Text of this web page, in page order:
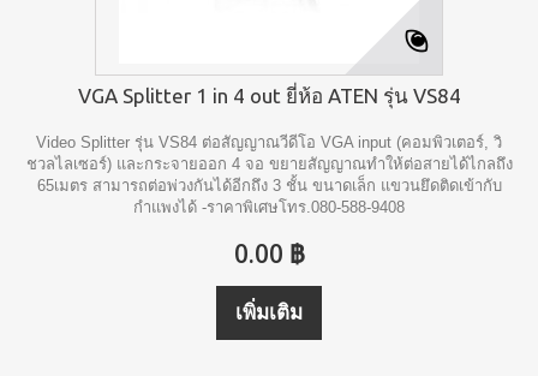
VGA Splitter 1 in 4 out ยี่ห้อ ATEN รุ่น VS84
Video Splitter รุ่น VS84 ต่อสัญญาณวีดีโอ VGA input (คอมพิวเตอร์, วิ
ชวลไลเซอร์) และกระจายออก 4 จอ ขยายสัญญาณทำให้ต่อสายได้ไกลถึง
65เมตร สามารถต่อพ่วงกันได้อีกถึง 3 ชั้น ขนาดเล็ก แขวนยึดติดเข้ากับ
กำแพงได้ -ราคาพิเศษโทร.080-588-9408
0.00 ฿
เพิ่มเติม